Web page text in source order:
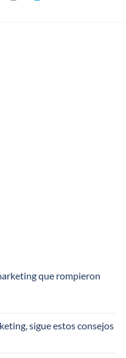
que rompieron
sigue estos consejos